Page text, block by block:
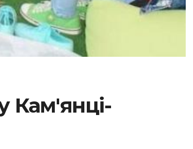
Кам'янці-